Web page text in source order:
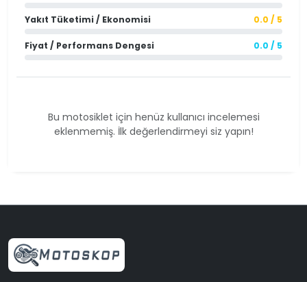
Yakıt Tüketimi / Ekonomisi 0.0 / 5
Fiyat / Performans Dengesi 0.0 / 5
Bu motosiklet için henüz kullanıcı incelemesi
eklenmemiş. İlk değerlendirmeyi siz yapın!